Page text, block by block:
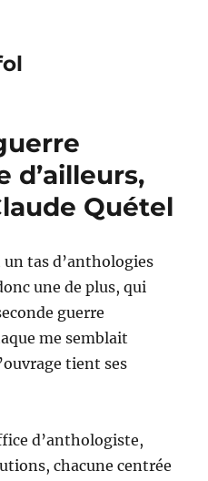
d’ailleurs,
Quétel
tas d’anthologies
une de plus, qui
guerre
me semblait
tient ses
d’anthologiste,
chacune centrée